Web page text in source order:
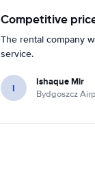
Competitive
The rental company
service.
I Ishaque Mir
Bydgoszcz